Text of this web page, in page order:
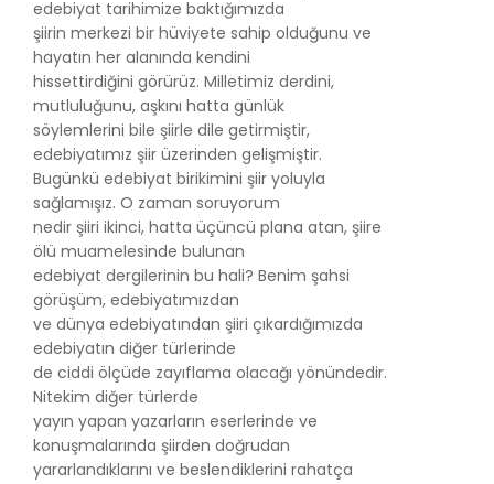
edebiyat tarihimize baktığımızda
şiirin merkezi bir hüviyete sahip olduğunu ve
hayatın her alanında kendini
hissettirdiğini görürüz. Milletimiz derdini,
mutluluğunu, aşkını hatta günlük
söylemlerini bile şiirle dile getirmiştir,
edebiyatımız şiir üzerinden gelişmiştir.
Bugünkü edebiyat birikimini şiir yoluyla
sağlamışız. O zaman soruyorum
nedir şiiri ikinci, hatta üçüncü plana atan, şiire
ölü muamelesinde bulunan
edebiyat dergilerinin bu hali? Benim şahsi
görüşüm, edebiyatımızdan
ve dünya edebiyatından şiiri çıkardığımızda
edebiyatın diğer türlerinde
de ciddi ölçüde zayıflama olacağı yönündedir.
Nitekim diğer türlerde
yayın yapan yazarların eserlerinde ve
konuşmalarında şiirden doğrudan
yararlandıklarını ve beslendiklerini rahatça